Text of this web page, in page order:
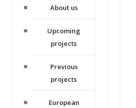
About us
Upcoming
projects
Previous
projects
European